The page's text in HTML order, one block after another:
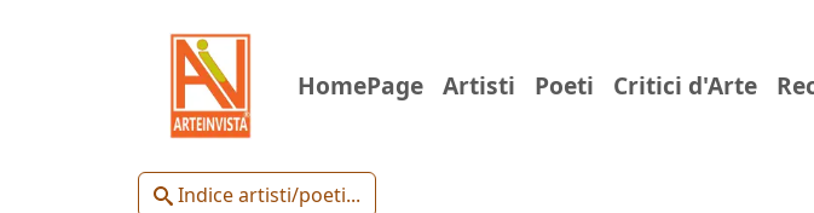
HomePage Artisti Poeti Critici d'Arte
Indice artisti/poeti...